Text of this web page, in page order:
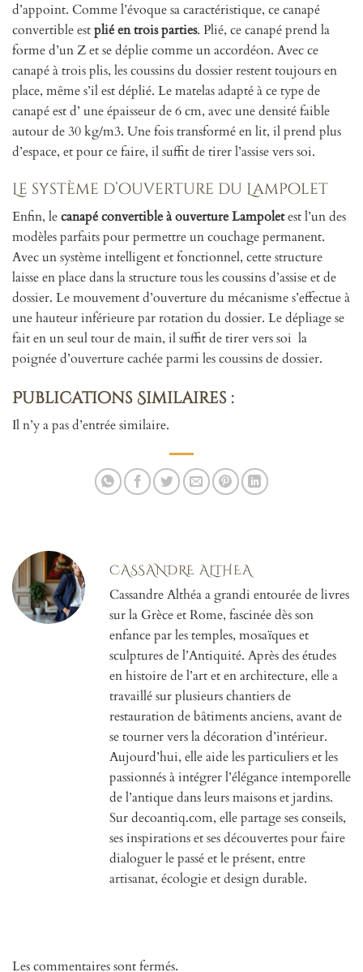
d’appoint. Comme l’évoque sa caractéristique, ce canapé
convertible estplié en trois parties. Plié, ce canapé prend la
forme d’un Z et se déplie comme un accordéon. Avec ce
canapé à trois plis, les coussins du dossier restent toujours en
place, même s’il est déplié. Le matelas adapté à ce type de
canapé est d’ une épaisseur de 6 cm, avec une densité faible
autour de 30 kg/m3. Une fois transformé en lit, il prend plus
d’espace, et pour ce faire, il suffit de tirer l’assise vers soi.
Le système d’ouverture du Lampolet
Enfin, lecanapé convertible à ouverture Lampoletest l’un des
modèles parfaits pour permettre un couchage permanent.
Avec un système intelligent et fonctionnel, cette structure
laisse en place dans la structure tous les coussins d’assise et de
dossier. Le mouvement d’ouverture du mécanisme s’effectue à
une hauteur inférieure par rotation du dossier. Le dépliage se
fait en un seul tour de main, il suffit de tirer vers soi la
poignée d’ouverture cachée parmi les coussins de dossier.
Publications Similaires :
Il n’y a pas d’entrée similaire.
CASSANDRE ALTHEA
Cassandre Althéa a grandi entourée de livres
sur la Grèce et Rome, fascinée dès son
enfance par les temples, mosaïques et
sculptures de l’Antiquité. Après des études
en histoire de l’art et en architecture, elle a
travaillé sur plusieurs chantiers de
restauration de bâtiments anciens, avant de
se tourner vers la décoration d’intérieur.
Aujourd’hui, elle aide les particuliers et les
passionnés à intégrer l’élégance intemporelle
de l’antique dans leurs maisons et jardins.
Sur decoantiq.com, elle partage ses conseils,
ses inspirations et ses découvertes pour faire
dialoguer le passé et le présent, entre
artisanat, écologie et design durable.
Les commentaires sont fermés.